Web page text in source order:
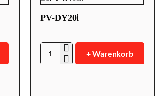
PV-DY20i
PV-
+ Warenkorb